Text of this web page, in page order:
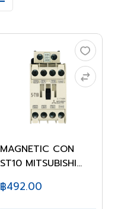
MAGNETIC CON
ST10 MITSUBISHI
฿492.00